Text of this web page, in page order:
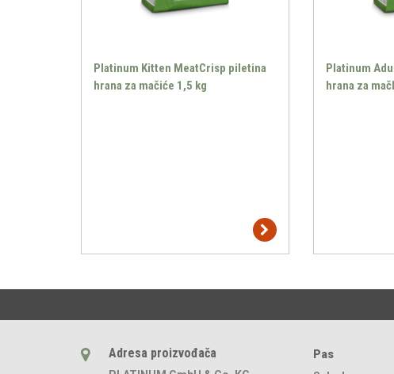
Platinum Kitten MeatCrisp piletina
hrana za mačiće 1,5 kg
Platinum
hrana za
Adresa proizvođača
Pas